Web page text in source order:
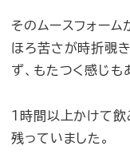
そのムースフォーム
ほろ苦さが時折覗
ず、もたつく感じも
1時間以上かけて飲
残っていました。